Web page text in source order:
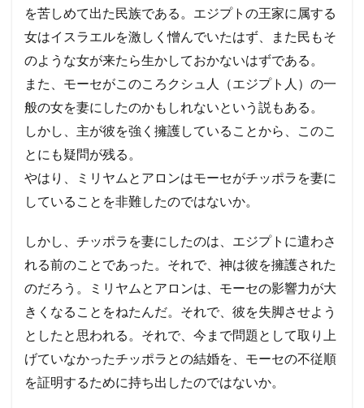
かっ
た
民数
16
章
4.1
察
「レ
は、
モー
セと
ンの
奪お
うと
し
た」
5
5 ヨ
ルダ
ン川
を苦しめて出た民族である。エジプトの王家に属する
女はイスラエルを激しく憎んでいたはず、また民もそ
のような女が来たら生かしておかないはずである。
また、モーセがこのころクシュ人（エジプト人）の一
般の女を妻にしたのかもしれないという説もある。
しかし、主が彼を強く擁護していることから、このこ
とにも疑問が残る。
やはり、ミリヤムとアロンはモーセがチッポラを妻に
していることを非難したのではないか。
しかし、チッポラを妻にしたのは、エジプトに遣わさ
れる前のことであった。それで、神は彼を擁護された
のだろう。ミリヤムとアロンは、モーセの影響力が大
きくなることをねたんだ。それで、彼を失脚させよう
としたと思われる。それで、今まで問題として取り上
げていなかったチッポラとの結婚を、モーセの不従順
を証明するために持ち出したのではないか。